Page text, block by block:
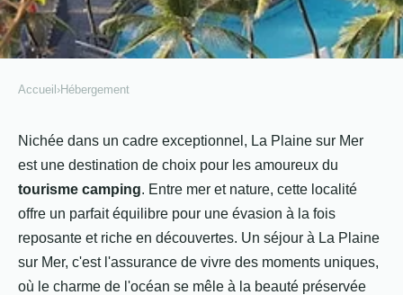
Quels sont les sites touristiques à
visiter près de votre
hébergement de camping à La
Plaine sur Mer ?
Maëlys 30 décembre 2023 4 min de lecture
Accueil ›Hébergement
Nichée dans un cadre exceptionnel, La Plaine sur Mer
est une destination de choix pour les amoureux du
tourisme camping. Entre mer et nature, cette localité
offre un parfait équilibre pour une évasion à la fois
reposante et riche en découvertes. Un séjour à La Plaine
sur Mer, c'est l'assurance de vivre des moments uniques,
où le charme de l'océan se mêle à la beauté préservée